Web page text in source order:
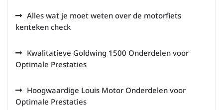
Alles wat je moet weten over de motorfiets
kenteken check
Kwalitatieve Goldwing 1500 Onderdelen voor
Optimale Prestaties
Hoogwaardige Louis Motor Onderdelen voor
Optimale Prestaties